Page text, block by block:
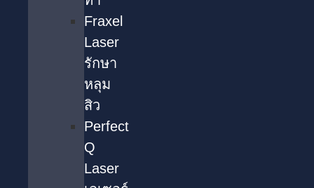
Fraxel
Laser
รักษา
หลุม
สิว
Perfect
Q
Laser